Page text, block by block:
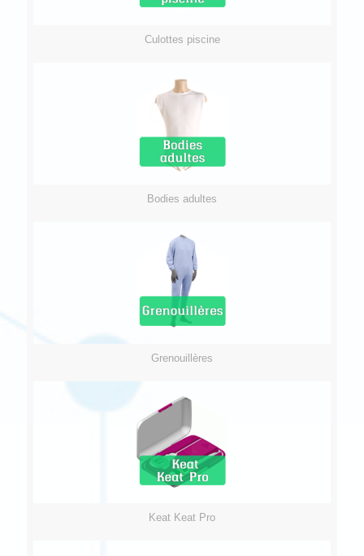
Culottes piscine
Bodies adultes
Grenouillères
Keat Keat Pro